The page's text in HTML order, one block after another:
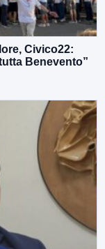
Civico22:
Benevento”